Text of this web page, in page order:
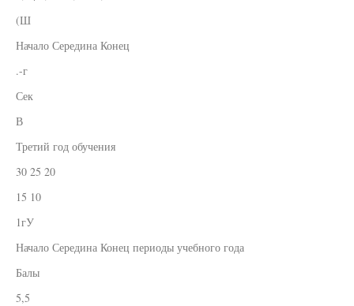
(Ш
Начало Середина Конец
.-г
Сек
В
Третий год обучения
30 25 20
15 10
1гУ
Начало Середина Конец периоды учебного года
Балы
5,5